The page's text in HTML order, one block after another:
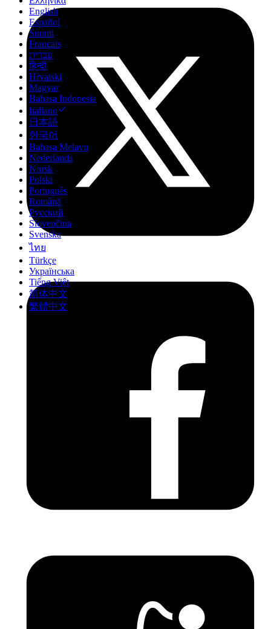
English
Español
Suomi
Français
עברית
हिन्दी
Hrvatski
Magyar
Bahasa Indonesia
Italiano
日本語
한국어
Bahasa Melayu
Nederlands
Norsk
Polski
Português
Română
Русский
Slovenčina
Svenska
ไทย
Türkçe
Українська
Tiếng Việt
简体中文
繁體中文